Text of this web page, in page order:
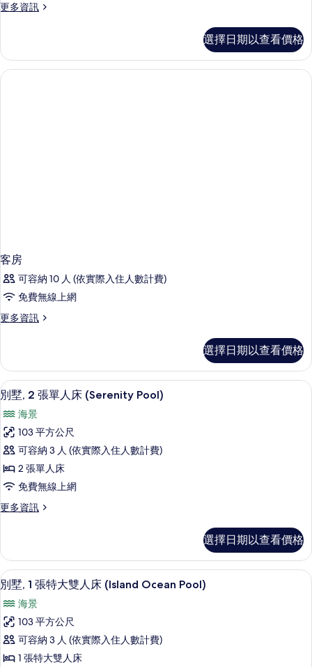
更多資訊
更
的
詳
情
選擇日期以查看價格
客房
可容納 10 人 (依實際入住人數計費)
免費無線上網
更多資訊
更
的
詳
情
選擇日期以查看價格
顯
示
別
墅,
2
張
單
人
Pool)
的
所
有
相
片
低過敏寢具、迷你吧、客房內保險箱、
5
別墅, 2 張單人床 (Serenity Pool)
海景
103 平方公尺
可容納 3 人 (依實際入住人數計費)
2 張單人床
免費無線上網
更多資訊
更
2
張
單
人
床
(Serenity
的
詳
選擇日期以查看價格
顯
示
別
墅,
1
低過敏寢具、迷你吧、客房內保險箱、
6
別墅, 1 張特大雙人床 (Island Ocean Pool)
海景
103 平方公尺
可容納 3 人 (依實際入住人數計費)
1 張特大雙人床